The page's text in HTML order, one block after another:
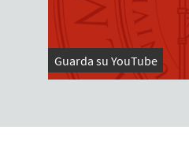
Guarda su YouTube